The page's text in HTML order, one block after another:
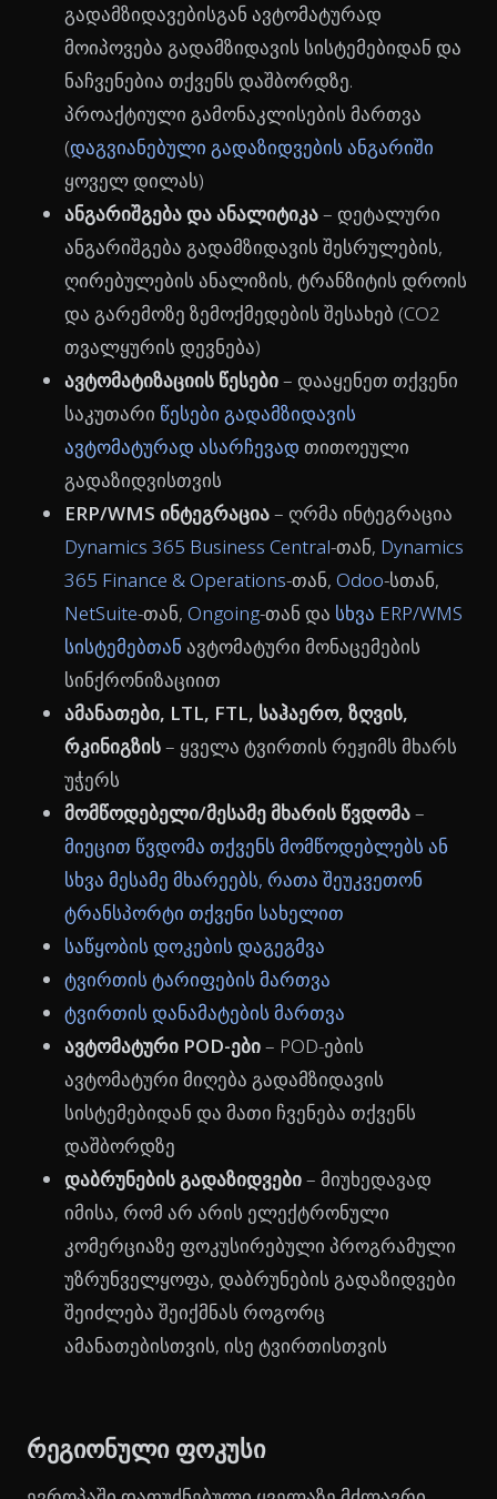
გადამზიდავებისგან ავტომატურად
მოიპოვება გადამზიდავის სისტემებიდან და
ნაჩვენებია თქვენს დაშბორდზე.
პროაქტიული გამონაკლისების მართვა
(დაგვიანებული გადაზიდვების ანგარიში
ყოველ დილას)
ანგარიშგება და ანალიტიკა– დეტალური
ანგარიშგება გადამზიდავის შესრულების,
ღირებულების ანალიზის, ტრანზიტის დროის
და გარემოზე ზემოქმედების შესახებ (CO2
თვალყურის დევნება)
ავტომატიზაციის წესები– დააყენეთ თქვენი
საკუთარი წესები გადამზიდავის
ავტომატურად ასარჩევად თითოეული
გადაზიდვისთვის
ERP/WMS ინტეგრაცია– ღრმა ინტეგრაცია
Dynamics 365 Business Central-თან, Dynamics
365 Finance & Operations-თან, Odoo-სთან,
NetSuite-თან, Ongoing-თან და სხვა ERP/WMS
სისტემებთან ავტომატური მონაცემების
სინქრონიზაციით
ამანათები, LTL, FTL, საჰაერო, ზღვის,
რკინიგზის– ყველა ტვირთის რეჟიმს მხარს
უჭერს
მომწოდებელი/მესამე მხარის წვდომა–
მიეცით წვდომა თქვენს მომწოდებლებს ან
სხვა მესამე მხარეებს, რათა შეუკვეთონ
ტრანსპორტი თქვენი სახელით
საწყობის დოკების დაგეგმვა
ტვირთის ტარიფების მართვა
ტვირთის დანამატების მართვა
ავტომატური POD-ები– POD-ების
ავტომატური მიღება გადამზიდავის
სისტემებიდან და მათი ჩვენება თქვენს
დაშბორდზე
დაბრუნების გადაზიდვები– მიუხედავად
იმისა, რომ არ არის ელექტრონული
კომერციაზე ფოკუსირებული პროგრამული
უზრუნველყოფა, დაბრუნების გადაზიდვები
შეიძლება შეიქმნას როგორც
ამანათებისთვის, ისე ტვირთისთვის
რეგიონული ფოკუსი